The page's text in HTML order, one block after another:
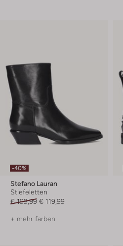
-40%
Stefano Lauran
Stiefeletten
€ 199,99 € 119,99
+ mehr farben